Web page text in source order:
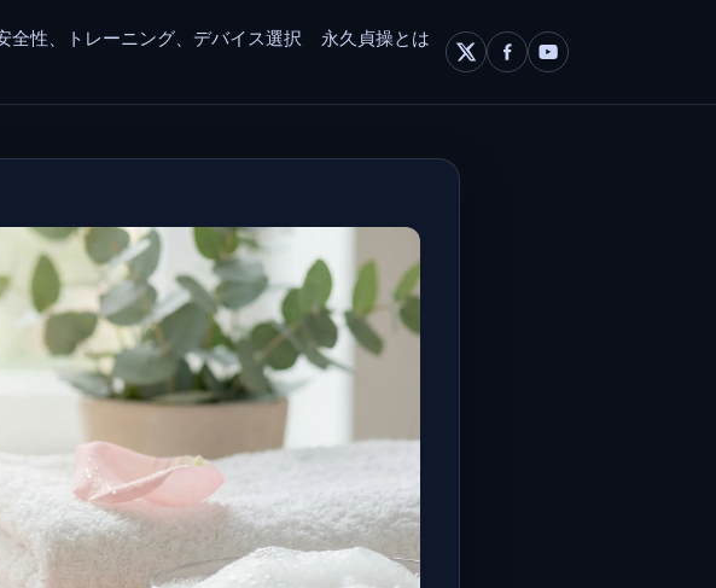
全性、トレーニング、デバイス選択
永久貞操とは